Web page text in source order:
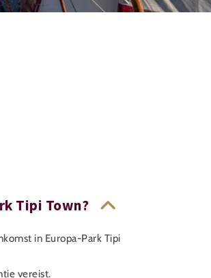
Tipi Town?
in Europa-Park Tipi
vereist.